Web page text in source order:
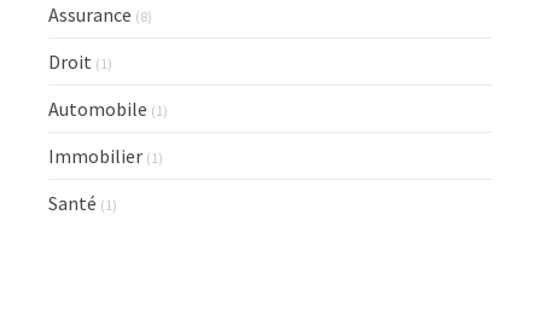
Assurance (8)
Droit (1)
Automobile (1)
Immobilier (1)
Santé (1)